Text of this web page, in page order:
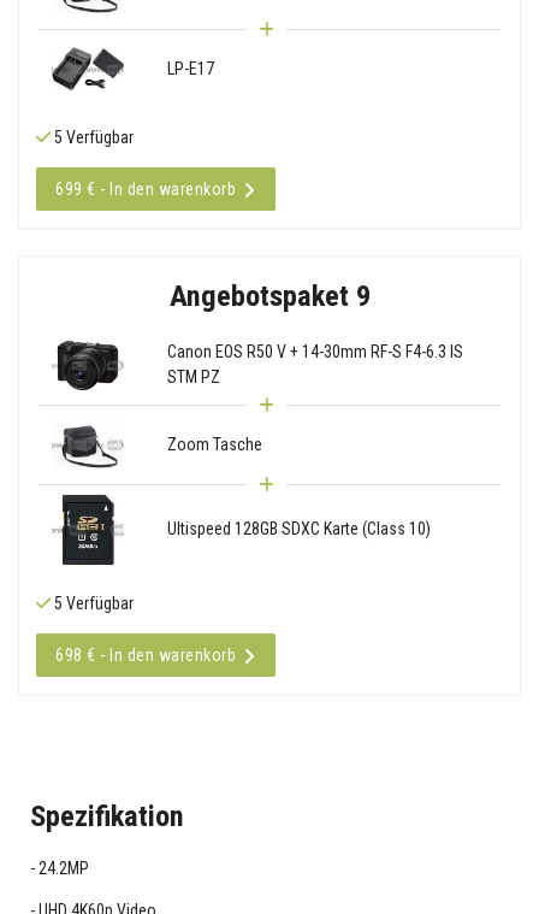
LP-E17
5 Verfügbar
699 € - In den warenkorb
Angebotspaket 9
Canon EOS R50 V + 14-30mm RF-S F4-6.3 IS
STM PZ
Zoom Tasche
Ultispeed 128GB SDXC Karte (Class 10)
5 Verfügbar
698 € - In den warenkorb
Spezifikation
24.2MP